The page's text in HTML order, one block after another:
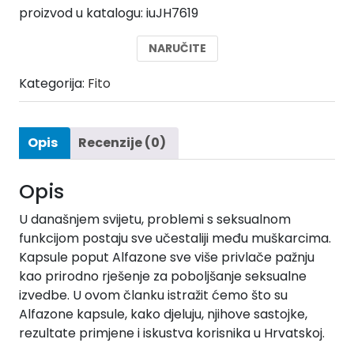
bila
je:
39,00 €.
proizvod u katalogu: iuJH7619
NARUČITE
Kategorija: Fito
Opis Recenzije (0)
Opis
U današnjem svijetu, problemi s seksualnom
funkcijom postaju sve učestaliji među muškarcima.
Kapsule poput Alfazone sve više privlače pažnju
kao prirodno rješenje za poboljšanje seksualne
izvedbe. U ovom članku istražit ćemo što su
Alfazone kapsule, kako djeluju, njihove sastojke,
rezultate primjene i iskustva korisnika u Hrvatskoj.